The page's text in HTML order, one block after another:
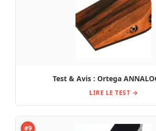
Test & Avis : Ortega
LIRE LE TEST →
#9